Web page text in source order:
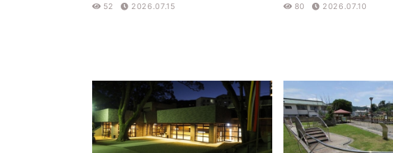
52
2026.07.15
80
2026.07.10